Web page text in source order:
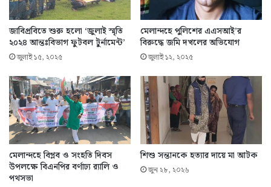
জাবিপ্রবিতে শুরু হলো ‘জুলাই স্মৃতি
২০২৪ আন্তঃবিভাগ ফুটবল টুর্নামেন্ট’
জুলাই ১৫, ২০২৫
মেলান্দহে পুলিশের এএসআই’র
বিরুদ্ধে জমি দখলের অভিযোগ
জুলাই ১২, ২০২৫
মেলান্দহে বিপ্লব ও সংহতি দিবস
উপলক্ষে বিএনপির বর্ণাঢ্য র‍্যালি ও
পথসভা
শিশু সন্তানকে হত্যার দায়ে মা আটক
জুন ২৮, ২০২৬